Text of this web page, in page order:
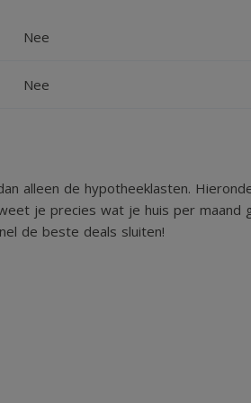
Wel zo handig!
bereiken.
Nee
Nee
alleen de hypotheeklasten.
je precies wat je huis per maand
de beste deals sluiten!